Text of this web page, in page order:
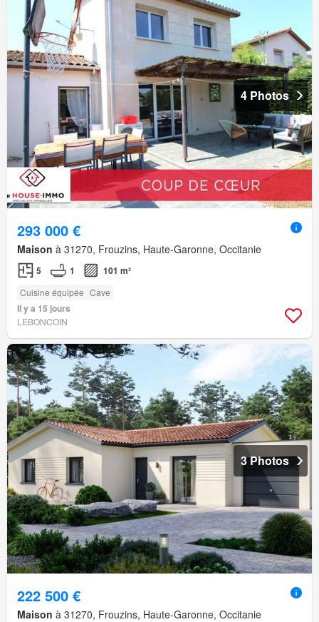
4 Photos
293 000 €
Maison à 31270, Frouzins, Haute-Garonne, Occitanie
5 1 101 m²
Cuisine équipée Cave
Il y a 15 jours
LEBONCOIN
3 Photos
222 500 €
Maison à 31270, Frouzins, Haute-Garonne, Occitanie